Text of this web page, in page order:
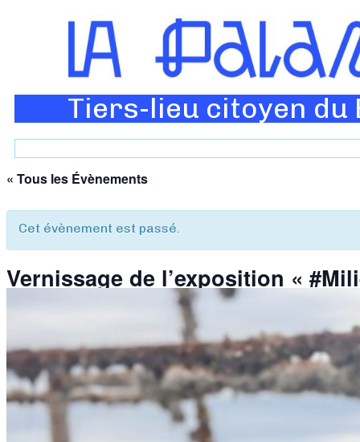
Tiers-lieu citoyen du
« Tous les Évènements
Cet évènement est passé.
Vernissage de l’exposition «